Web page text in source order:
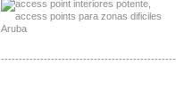
-------------------------------------------------